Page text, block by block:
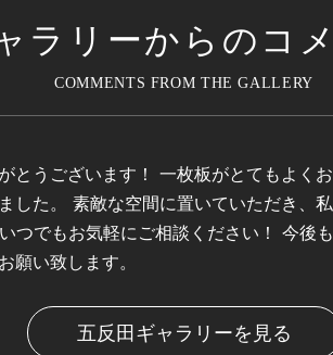
ラリーからのコ
とうございます！ 一枚板がとてもよく
した。 素敵な空間に置いていただき、
つでもお気軽にご相談ください！ 今後
願い致します。
五反田ギャラリーを見る